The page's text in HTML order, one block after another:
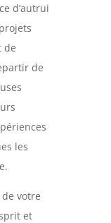
d’autrui
de
de
les
votre
et